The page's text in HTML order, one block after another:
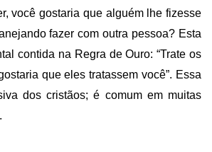
você gostaria que alguém lhe fizesse
fazer com outra pessoa? Esta
contida na Regra de Ouro: “Trate os
que eles tratassem você”. Essa
dos cristãos; é comum em muitas